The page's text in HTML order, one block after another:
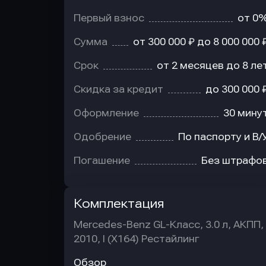
Первый взнос от
Сумма от 300 000 ₽ до 8 000 000
Срок от 2 месяцев до 8
Скидка за кредит до 300 000
Оформление 30
Одобрение По паспорту и В/
Погашение Без
Комплектация
Mercedes-Benz GL-Класс, 3.0 л, АКПП,
2010, I (X164) Рестайлинг
Обзор